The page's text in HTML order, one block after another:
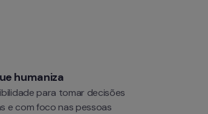
humaniza
para tomar decisões
e com foco nas pessoas